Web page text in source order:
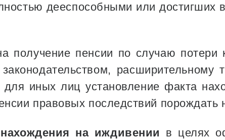
дееспособными или достигших
получение пенсии по случаю потери
расширительному
иных лиц установление факта
правовых последствий порождать
на иждивении в целях